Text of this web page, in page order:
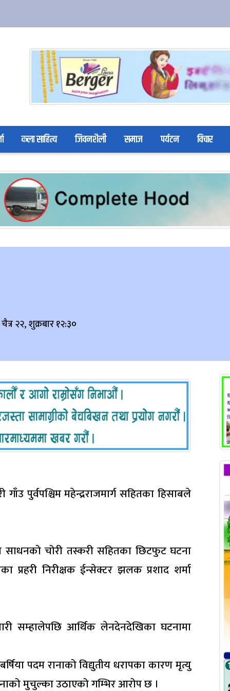
कला साहित्य जिवनशैली समाज पर्यटन विचार
२२, शुक्रबार १२:३०
पुर्वपश्चिम महेन्द्रराजमार्ग सहितका हिसाबले
साधनको चोरी तस्करी सहितका छिटफुट घटना
प्रहरी निरीक्षक ईन्सेक्टर झलक प्रशाद शर्मा
सम्हालेपछि आर्थिक लेनदेनदेखिका घटनामा
पदम रानाको विद्युतीय धरापका कारण मृत्यु
मुचुल्का उठाएको गम्भिर आरोप छ ।